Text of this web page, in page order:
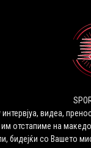
интервјуа, видеа,
отстапиме на
бидејќи со Вашето